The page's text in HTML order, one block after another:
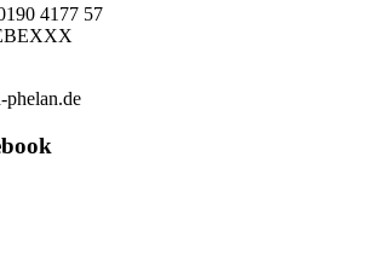
4177 57
phelan.de